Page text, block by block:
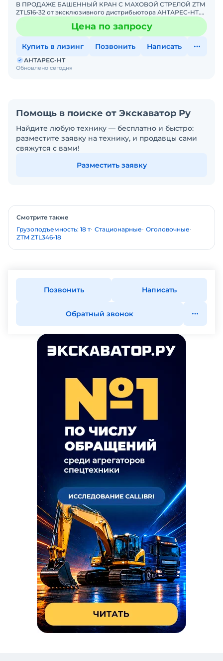
В ПРОДАЖЕ БАШЕННЫЙ КРАН С МАХОВОЙ СТРЕЛОЙ ZTM
ZTL516-32 от эксклюзивного дистрибьютора АНТАРЕС-НТ.
ZTM входит в ТОП-10 мировых производителей башенных
кранов. К
Цена по запросу
Купить в лизинг Позвонить Написать
Обновлено сегодня
АНТАРЕС-НТ
Помощь в поиске от Экскаватор Ру
Найдите любую технику — бесплатно и быстро:
разместите заявку на технику, и продавцы сами
свяжутся с вами!
Разместить заявку
Смотрите также
Грузоподъемность: 18 т Стационарные Оголовочные
ZTM ZTL346-18
Позвонить Написать
Обратный звонок